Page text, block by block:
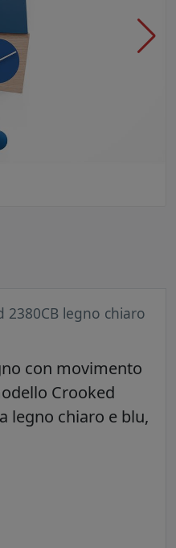
2380CB legno chiaro
con movimento
Crooked
legno chiaro e blu,